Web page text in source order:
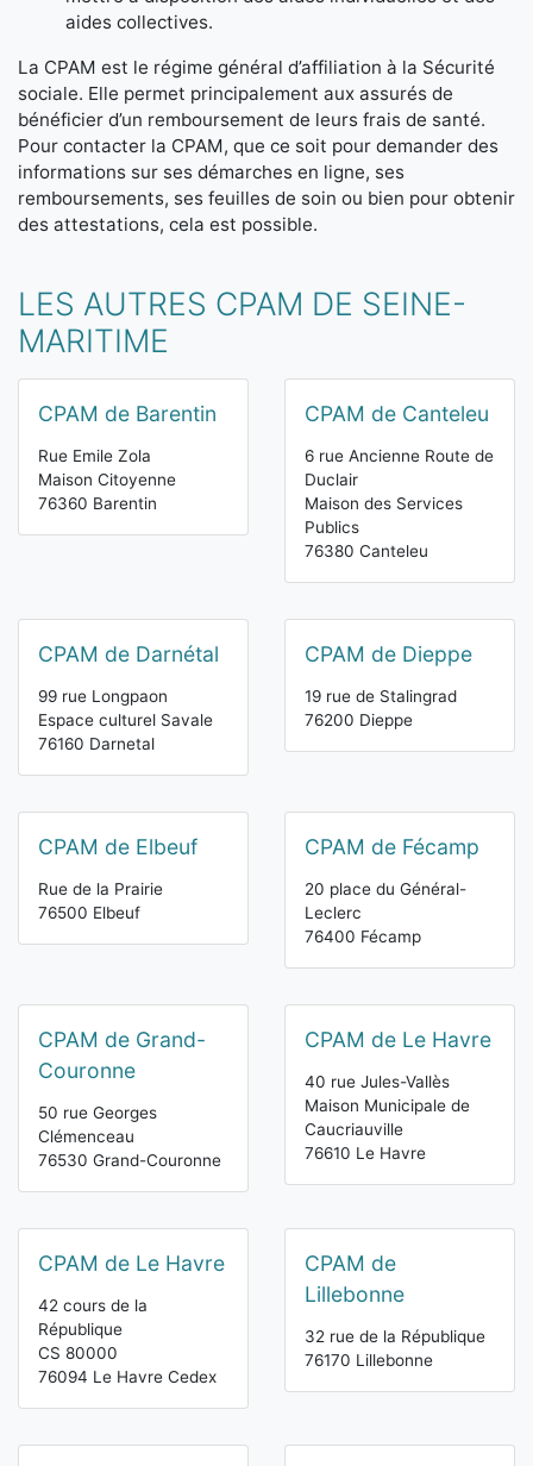
aides collectives.
La CPAM est le régime général d’affiliation à la Sécurité
sociale. Elle permet principalement aux assurés de
bénéficier d’un remboursement de leurs frais de santé.
Pour contacter la CPAM, que ce soit pour demander des
informations sur ses démarches en ligne, ses
remboursements, ses feuilles de soin ou bien pour obtenir
des attestations, cela est possible.
LES AUTRES CPAM DE SEINE-
MARITIME
CPAM de Barentin
Rue Emile Zola
Maison Citoyenne
76360 Barentin
CPAM de Canteleu
6 rue Ancienne Route de
Duclair
Maison des Services
Publics
76380 Canteleu
CPAM de Darnétal
99 rue Longpaon
Espace culturel Savale
76160 Darnetal
CPAM de Dieppe
19 rue de Stalingrad
76200 Dieppe
CPAM de Elbeuf
Rue de la Prairie
76500 Elbeuf
CPAM de Fécamp
20 place du Général-
Leclerc
76400 Fécamp
CPAM de Grand-
Couronne
50 rue Georges
Clémenceau
76530 Grand-Couronne
CPAM de Le Havre
40 rue Jules-Vallès
Maison Municipale de
Caucriauville
76610 Le Havre
CPAM de Le Havre
42 cours de la
République
CS 80000
76094 Le Havre Cedex
CPAM de
Lillebonne
32 rue de la République
76170 Lillebonne